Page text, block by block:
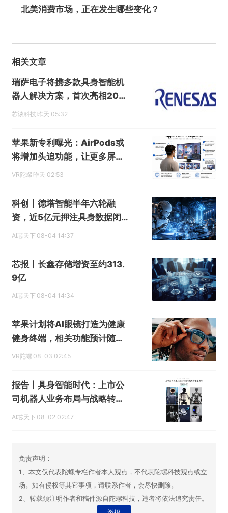
北美消费市场，正在发生哪些变化？
相关文章
瑞萨电子将携多款具身智能机
器人解决方案，首次亮相202
6中国具身智能机器人产业大
芯谈科技 昨天 05:32
苹果新专利曝光：AirPods或
将增加头追功能，让更多屏幕
具备空间显示能力
VR陀螺 昨天 02:53
科创丨德塔智能半年六轮融
资，近5亿元押注具身数据闭
环
AI芯天下 08-04 14:37
芯报丨长鑫存储增资至约313.
9亿
AI芯天下 08-04 14:34
苹果计划将AI眼镜打造为健康
健身终端，相关功能预计随后
续机型落地
VR陀螺 08-03 02:45
报告丨具身智能时代：上市公
司机器人业务布局与战略转型
蓝皮书
AI芯天下 08-02 02:47
免责声明：
1、本文仅代表陀螺专栏作者本人观点，不代表陀螺科技观点或立
场。如有侵权等其它事项，请联系作者，会尽快删除。
2、转载须注明作者和稿件源自陀螺科技，违者将依法追究责任。